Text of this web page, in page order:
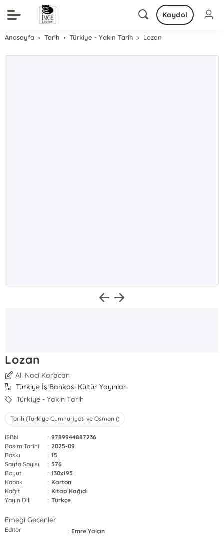
Kaydol
Anasayfa Tarih Türkiye - Yakın Tarih Lozan
Lozan
Ali Naci Karacan
Türkiye İş Bankası Kültür Yayınları
Türkiye - Yakın Tarih
Tarih (Türkiye Cumhuriyeti ve Osmanlı)
ISBN : 9789944887236
Basım Tarihi
: 2025-09
Baskı
: 15
Sayfa Sayısı
: 576
Boyut
: 130x195
Kapak
: Karton
Kağıt
: Kitap Kağıdı
Yayın Dili
: Türkçe
Emeği Geçenler
Editör : Emre Yalçın